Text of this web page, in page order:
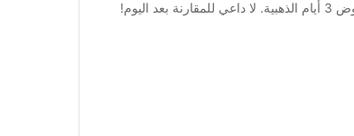
عروض الدانوب اليوم 5 أغسطس 2026 الموافق 22 صفر 1448 عروض 3 أيام الذهبية. لا داعي للمقارنة بعد اليوم!